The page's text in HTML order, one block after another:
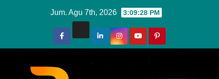
Jum. Agu 7th, 2026 3:09:29 PM